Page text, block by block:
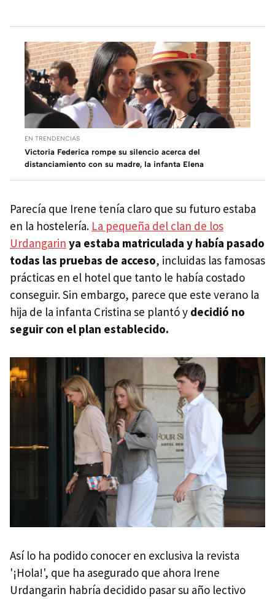
EN TRENDENCIAS
Victoria Federica rompe su silencio acerca del
distanciamiento con su madre, la infanta Elena
Parecía que Irene tenía claro que su futuro estaba
en la hostelería. La pequeña del clan de los
Urdangarin ya estaba matriculada y había pasado
todas las pruebas de acceso, incluidas las famosas
prácticas en el hotel que tanto le había costado
conseguir. Sin embargo, parece que este verano la
hija de la infanta Cristina se plantó y decidió no
seguir con el plan establecido.
Así lo ha podido conocer en exclusiva la revista
'¡Hola!', que ha asegurado que ahora Irene
Urdangarin habría decidido pasar su año lectivo